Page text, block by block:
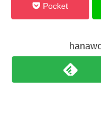
Pocket